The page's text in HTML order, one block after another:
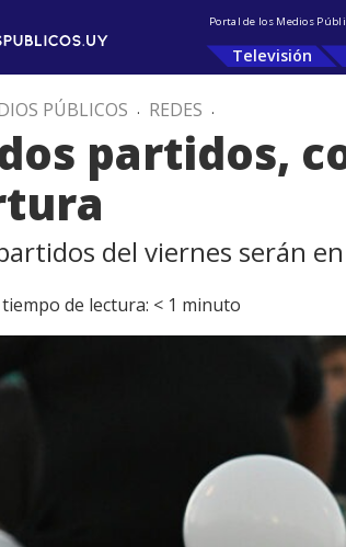
Portal de los Medios
Televisión
PÚBLICOS . REDES .
partidos,
del viernes serán
tiempo de lectura: < 1 minuto